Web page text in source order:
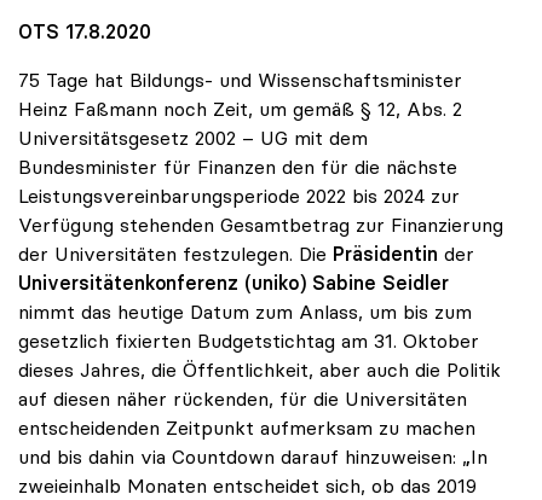
OTS 17.8.2020
75 Tage hat Bildungs- und Wissenschaftsminister
Heinz Faßmann noch Zeit, um gemäß § 12, Abs. 2
Universitätsgesetz 2002 – UG mit dem
Bundesminister für Finanzen den für die nächste
Leistungsvereinbarungsperiode 2022 bis 2024 zur
Verfügung stehenden Gesamtbetrag zur Finanzierung
der Universitäten festzulegen. Die Präsidentin der
Universitätenkonferenz (uniko) Sabine Seidler
nimmt das heutige Datum zum Anlass, um bis zum
gesetzlich fixierten Budgetstichtag am 31. Oktober
dieses Jahres, die Öffentlichkeit, aber auch die Politik
auf diesen näher rückenden, für die Universitäten
entscheidenden Zeitpunkt aufmerksam zu machen
und bis dahin via Countdown darauf hinzuweisen: „In
zweieinhalb Monaten entscheidet sich, ob das 2019